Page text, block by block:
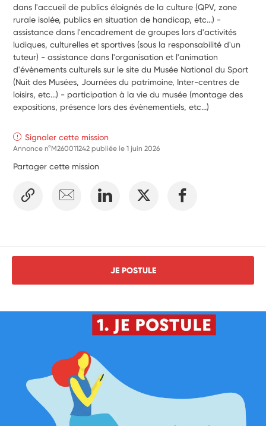
dans l'accueil de publics éloignés de la culture (QPV, zone
rurale isolée, publics en situation de handicap, etc...) -
assistance dans l'encadrement de groupes lors d'activités
ludiques, culturelles et sportives (sous la responsabilité d'un
tuteur) - assistance dans l'organisation et l'animation
d'évènements culturels sur le site du Musée National du Sport
(Nuit des Musées, Journées du patrimoine, Inter-centres de
loisirs, etc...) - participation à la vie du musée (montage des
expositions, présence lors des évènementiels, etc...)
Signaler cette mission
Annonce n°M260011242 publiée le1 juin 2026
Partager cette mission
JE POSTULE